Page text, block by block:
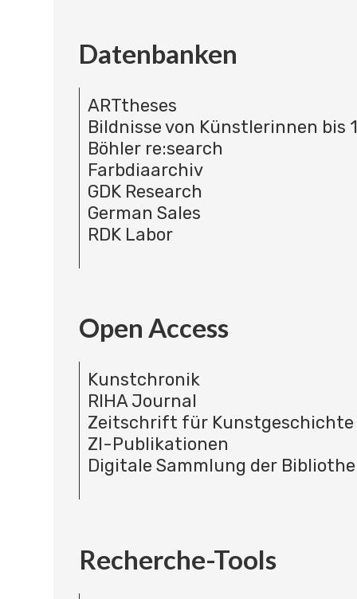
Datenbanken
ARTtheses
Bildnisse von Künstlerinnen bis
Böhler re:search
Farbdiaarchiv
GDK Research
German Sales
RDK Labor
Open Access
Kunstchronik
RIHA Journal
Zeitschrift für Kunstgeschichte
ZI-Publikationen
Digitale Sammlung der
Recherche-Tools